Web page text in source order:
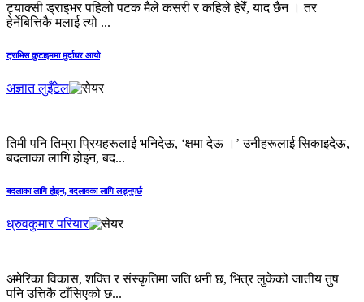
ट्याक्सी ड्राइभर पहिलो पटक मैले कसरी र कहिले हेरेँ, याद छैन । तर
हेर्नेबित्तिकै मलाई त्यो ...
ट्राभिस कुटाइममा मुर्दाघर आयो
अज्ञात लुइँटेल
तिमी पनि तिम्रा प्रियहरूलाई भनिदेऊ, ‘क्षमा देऊ ।’ उनीहरूलाई सिकाइदेऊ,
बदलाका लागि होइन, बद...
बदलाका लागि होइन, बदलावका लागि लड्नुपर्छ
ध्रुवकुमार परियार
अमेरिका विकास, शक्ति र संस्कृतिमा जति धनी छ, भित्र लुकेको जातीय तुष
पनि उत्तिकै टाँसिएको छ...